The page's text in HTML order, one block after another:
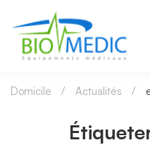
Domicile Actualités